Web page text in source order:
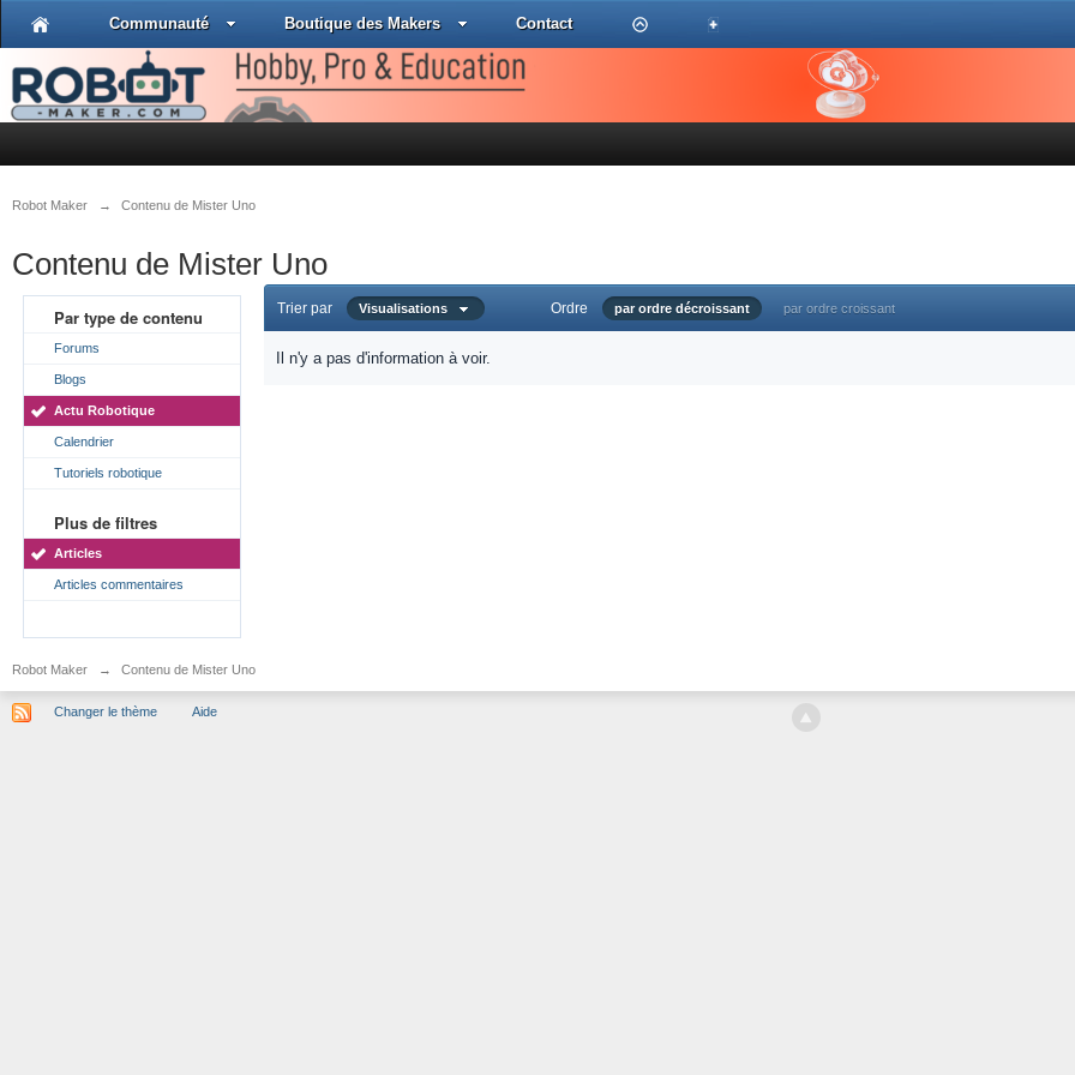
Communauté Boutique des Makers Contact
Robot Maker → Contenu de Mister Uno
Contenu de Mister Uno
Par type de contenu
Forums
Blogs
Actu Robotique
Calendrier
Tutoriels robotique
Plus de filtres
Articles
Articles commentaires
Trier par Visualisations Ordre par ordre décroissant par ordre croissant
Il n'y a pas d'information à voir.
Robot Maker → Contenu de Mister Uno
Changer le thème Aide